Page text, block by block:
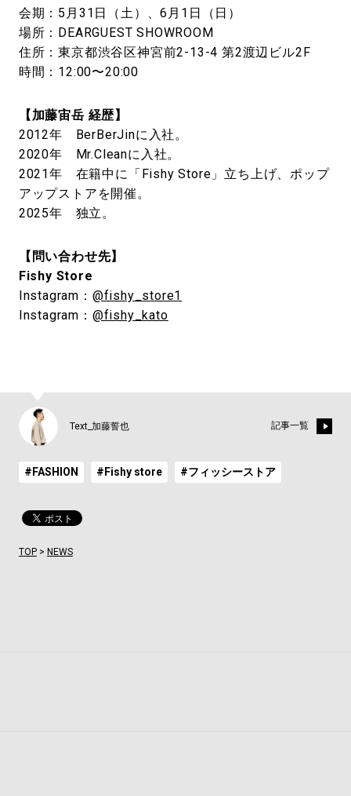
会期：5月31日（土）、6月1日（日）
場所：DEARGUEST SHOWROOM
住所：東京都渋谷区神宮前2-13-4 第2渡辺ビル2F
時間：12:00〜20:00
【加藤宙岳 経歴】
2012年 BerBerJinに入社。
2020年 Mr.Cleanに入社。
2021年 在籍中に「Fishy Store」立ち上げ、ポップ
アップストアを開催。
2025年 独立。
【問い合わせ先】
Fishy Store
Instagram： @fishy_store1
Instagram： @fishy_kato
Text_加藤誓也 記事一覧
#FASHION #Fishy store #フィッシーストア
TOP> NEWS